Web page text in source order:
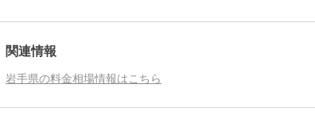
関連情報
岩手県の料金相場情報はこちら